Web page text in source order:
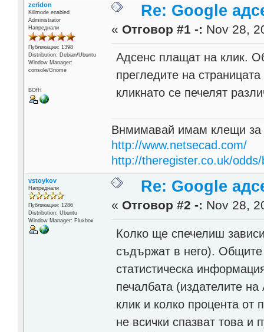
zeridon
Killmode enabled
Administrator
Напреднали
Публикации: 1398
Distribution: Debian/Ubuntu
Window Manager:
console/Gnome
BOfH
Re: Google
« Отговор #1 -: Nov 28,
Адсенс плащат на клик.
прегледите на
кликнато се печелят
Внмимавай имам клещи за
http://www.netsecad.com/
http://theregister.co.uk/
vstoykov
Напреднали
Публикации: 1286
Distribution: Ubuntu
Window Manager: Fluxbox
Re: Google
« Отговор #2 -: Nov 28,
Колко ще спечелиш
съдържат в него). Общите
статистическа
печалбата (издателите
клик и колко процента от
не всички спазват това и